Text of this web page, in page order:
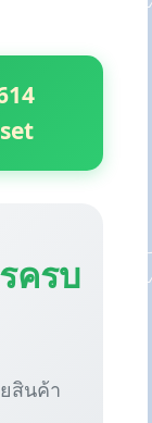
ครบ
สินค้า